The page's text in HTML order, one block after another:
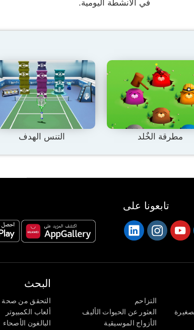
في الأنشطة اليومية.
مطرقة الخٌلد التنس الهدف
تابعونا على
البحث
التحقق من صحة
ألعاب الكمبيوتر
البالغون الأصحاء
التزاحم
العثور عن الحيوات الأليف
الأزواج الموسيقية